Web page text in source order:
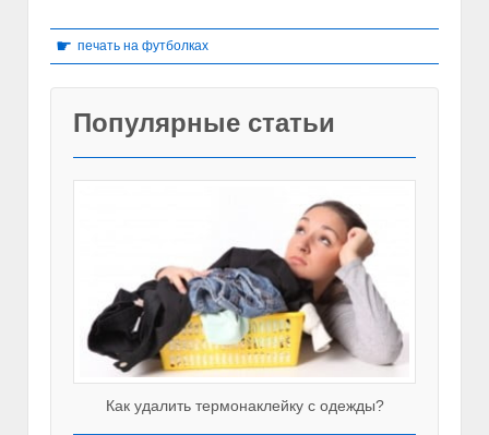
☛ печать на футболках
Популярные статьи
Как удалить термонаклейку с одежды?